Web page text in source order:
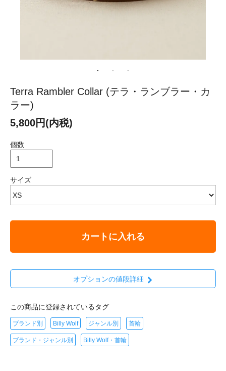
Terra Rambler Collar (テラ・ランブラー・カ
ラー)
5,800円(内税)
個数
サイズ
カートに入れる
オプションの値段詳細
この商品に登録されているタグ
ブランド別 Billy Wolf ジャンル別 首輪
ブランド・ジャンル別 Billy Wolf・首輪